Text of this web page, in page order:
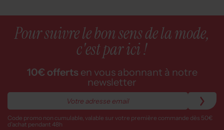
Pour suivre le bon sens de la mode,
c'est par ici !
10€ offerts en vous abonnant à notre
newsletter
Code promo non cumulable, valable sur votre première commande dès 50€
d’achat pendant 48h